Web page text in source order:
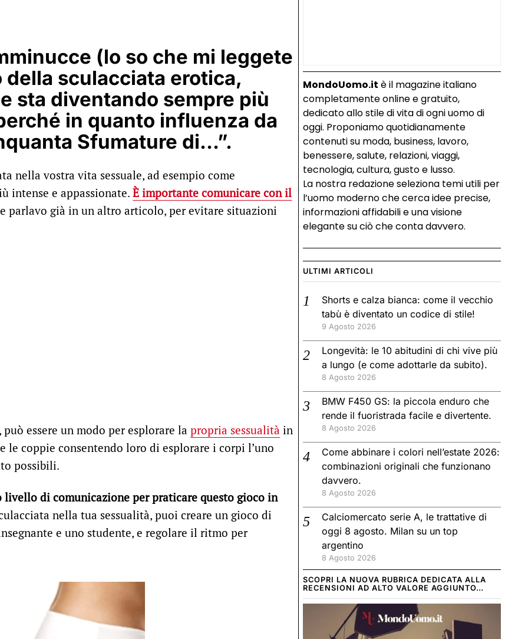
(lo so che mi leggete
sculacciata erotica,
sta diventando sempre più
in quanto influenza da
Sfumature di…”.
nella vostra vita sessuale, ad esempio come
intense e appassionate.È importante comunicare con il
parlavo già in un altro articolo, per evitare situazioni
può essere un modo per esplorare lapropria sessualità in
coppie consentendo loro di esplorare i corpi l’uno
possibili.
livello di comunicazione per praticare questo gioco in
nella tua sessualità, puoi creare un gioco di
e uno studente, e regolare il ritmo per
MondoUomo.it è il magazine italiano
completamente online e gratuito,
dedicato allo stile di vita di ogni uomo di
oggi. Proponiamo quotidianamente
contenuti su moda, business, lavoro,
benessere, salute, relazioni, viaggi,
tecnologia, cultura, gusto e lusso.
La nostra redazione seleziona temi utili per
l’uomo moderno che cerca idee precise,
informazioni affidabili e una visione
elegante su ciò che conta davvero.
ULTIMI ARTICOLI
Shorts e calza bianca: come il vecchio
tabù è diventato un codice di stile!
9 Agosto 2026
Longevità: le 10 abitudini di chi vive più
a lungo (e come adottarle da subito).
8 Agosto 2026
BMW F450 GS: la piccola enduro che
rende il fuoristrada facile e divertente.
8 Agosto 2026
Come abbinare i colori nell’estate 2026:
combinazioni originali che funzionano
davvero.
8 Agosto 2026
Calciomercato serie A, le trattative di
oggi 8 agosto. Milan su un top
argentino
8 Agosto 2026
SCOPRI LA NUOVA RUBRICA DEDICATA ALLA
RECENSIONI AD ALTO VALORE AGGIUNTO…